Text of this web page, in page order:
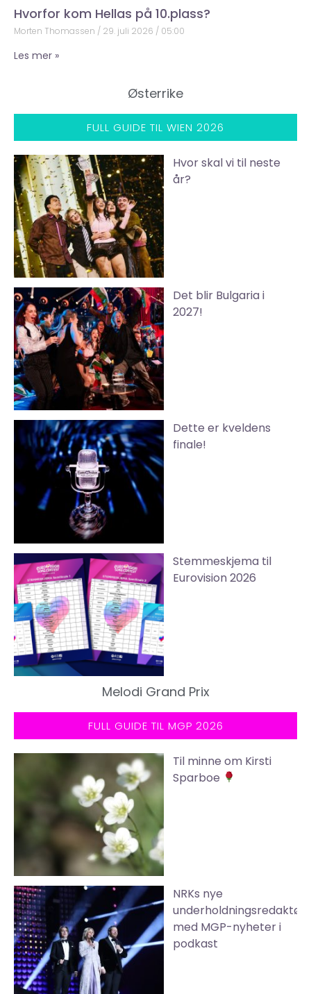
Hvorfor kom Hellas på 10.plass?
Morten Thomassen 29. juli 2026 05:00
Les mer »
Østerrike
FULL GUIDE TIL WIEN 2026
Hvor skal vi til neste
år?
Det blir Bulgaria i
2027!
Dette er kveldens
finale!
Stemmeskjema til
Eurovision 2026
Melodi Grand Prix
FULL GUIDE TIL MGP 2026
Til minne om Kirsti
Sparboe
NRKs nye
underholdningsredaktør
med MGP-nyheter i
podkast